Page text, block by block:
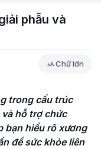
phẫu và
Chữ lớn
Chữ lớn
trong cấu trúc
hỗ trợ chức
bạn hiểu rõ xương
đề sức khỏe liên